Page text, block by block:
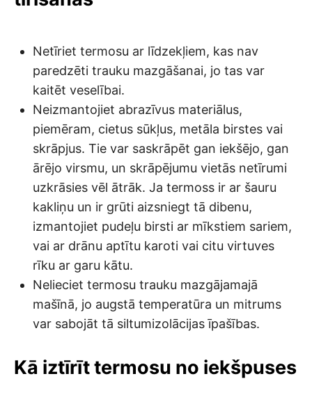
Netīriet termosu ar līdzekļiem, kas nav
paredzēti trauku mazgāšanai, jo tas var
kaitēt veselībai.
Neizmantojiet abrazīvus materiālus,
piemēram, cietus sūkļus, metāla birstes vai
skrāpjus. Tie var saskrāpēt gan iekšējo, gan
ārējo virsmu, un skrāpējumu vietās netīrumi
uzkrāsies vēl ātrāk. Ja termoss ir ar šauru
kakliņu un ir grūti aizsniegt tā dibenu,
izmantojiet pudeļu birsti ar mīkstiem sariem,
vai ar drānu aptītu karoti vai citu virtuves
rīku ar garu kātu.
Nelieciet termosu trauku mazgājamajā
mašīnā, jo augstā temperatūra un mitrums
var sabojāt tā siltumizolācijas īpašības.
Kā iztīrīt termosu no iekšpuses